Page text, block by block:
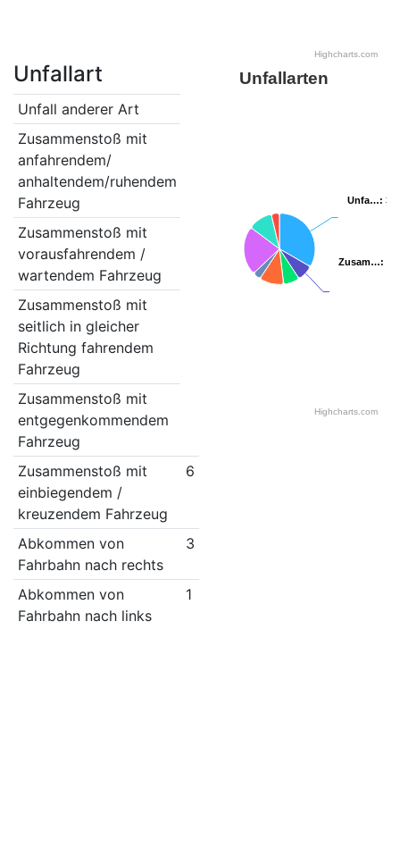
Highcharts.com
Unfallart
Unfall anderer Art
Zusammenstoß mit
anfahrendem/
anhaltendem/ruhendem
Fahrzeug
Zusammenstoß mit
vorausfahrendem /
wartendem Fahrzeug
Zusammenstoß mit
seitlich in gleicher
Richtung fahrendem
Fahrzeug
Zusammenstoß mit
entgegenkommendem
Fahrzeug
Zusammenstoß mit
einbiegendem /
kreuzendem Fahrzeug
6
Abkommen von
Fahrbahn nach rechts
3
Abkommen von
Fahrbahn nach links
1
Unfallarten
Unfa…:
Unfa…:
Zusam…:
Zusam…:
Highcharts.com